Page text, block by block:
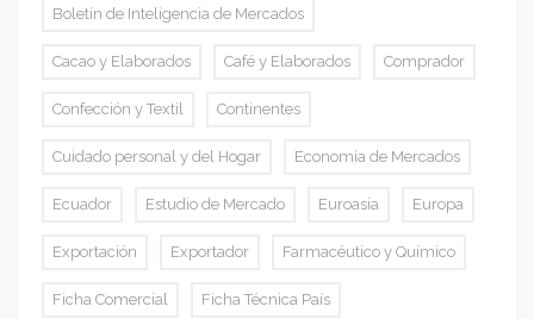
Boletín de Inteligencia de Mercados
Cacao y Elaborados Café y Elaborados Comprador
Confección y Textil Continentes
Cuidado personal y del Hogar Economía de Mercados
Ecuador Estudio de Mercado Euroasia Europa
Exportación Exportador Farmacéutico y Químico
Ficha Comercial Ficha Técnica País